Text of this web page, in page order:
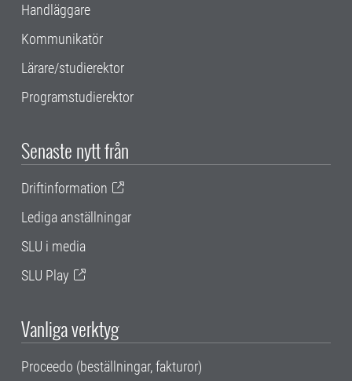
Handläggare
Kommunikatör
Lärare/studierektor
Programstudierektor
Senaste nytt från
Driftinformation
Lediga anställningar
SLU i media
SLU Play
Vanliga verktyg
Proceedo (beställningar, fakturor)